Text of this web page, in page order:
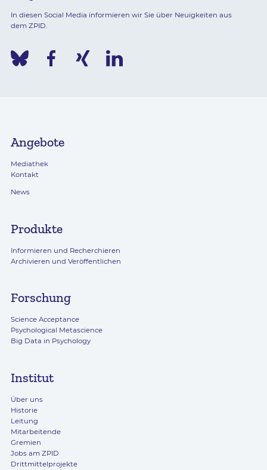
In diesen Social Media informieren wir Sie über Neuigkeiten aus
dem ZPID.
Angebote
Mediathek
Kontakt
News
Produkte
Informieren und Recherchieren
Archivieren und Veröffentlichen
Forschung
Science Acceptance
Psychological Metascience
Big Data in Psychology
Institut
Über uns
Historie
Leitung
Mitarbeitende
Gremien
Jobs am ZPID
Drittmittelprojekte